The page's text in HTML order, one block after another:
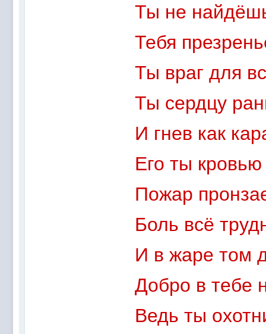
Ты не
Тебя
Ты враг для
Ты сердцу
И гнев как
Его ты
Пожар
Боль всё
И в жаре том
Добро в тебе
Ведь ты